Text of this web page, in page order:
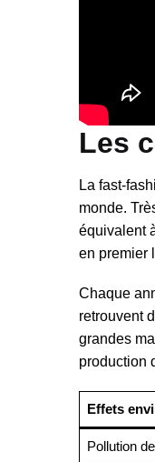
Les
La fast-
monde.
équivalent
en premier
Chaque
retrouvent
grandes
production
Effets
Pollution de